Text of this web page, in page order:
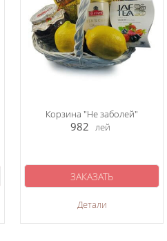
Корзина "Не заболей"
982 лей
Детали
ЗАКАЗАТЬ